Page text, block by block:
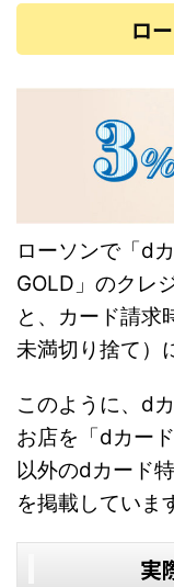
ロ
ローソンで「d
GOLD」のクレ
と、カード請求
未満切り捨て）
このように、d
お店を「dカー
以外のdカード
を掲載していま
実